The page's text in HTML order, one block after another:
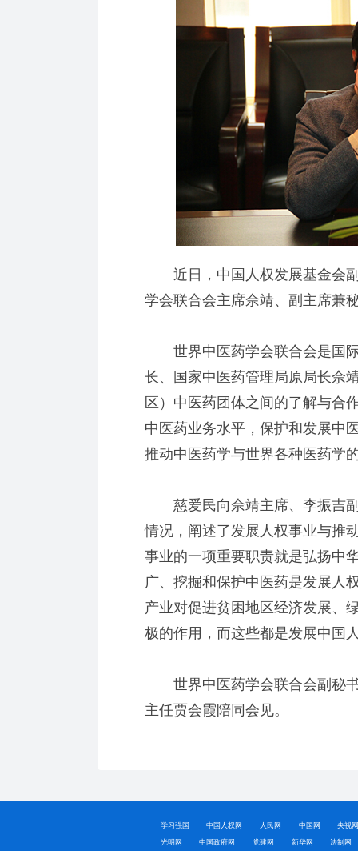
近日，中国人权发展基金会副
学会联合会主席佘靖、副主席兼
世界中医药学会联合会是国际
长、国家中医药管理局原局长佘
区）中医药团体之间的了解与合
中医药业务水平，保护和发展中
推动中医药学与世界各种医药学
慈爱民向佘靖主席、李振吉副
情况，阐述了发展人权事业与推
事业的一项重要职责就是弘扬中
广、挖掘和保护中医药是发展人
产业对促进贫困地区经济发展、
极的作用，而这些都是发展中国
世界中医药学会联合会副秘书
主任贾会霞陪同会见。
学习强国 中国人权网 人民网 中国网 央视
光明网 中国政府网 党建网 新华网 法制网